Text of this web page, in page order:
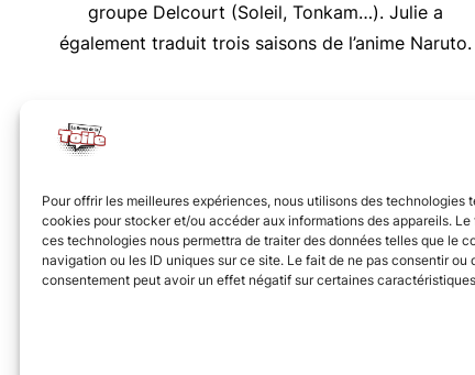
Pour offrir les meilleures expériences, nous utilisons des technologies
cookies pour stocker et/ou accéder aux informations des appareils. Le
ces technologies nous permettra de traiter des données telles que le
navigation ou les ID uniques sur ce site. Le fait de ne pas consentir ou
consentement peut avoir un effet négatif sur certaines
groupe Delcourt (Soleil, Tonkam…). Julie a
également traduit trois saisons de l’anime Naruto.